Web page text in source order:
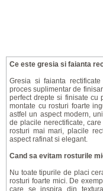
Ce este gresia si faianta
Gresia si faianta
proces suplimentar de
perfect drepte si finisate cu
montate cu rosturi foarte
astfel un aspect modern,
de placile nerectificate,
rosturi mai mari, placile
aspect rafinat si elegant.
Cand sa evitam rosturile
Nu toate tipurile de placi
rosturi foarte mici. De
care se inspira din